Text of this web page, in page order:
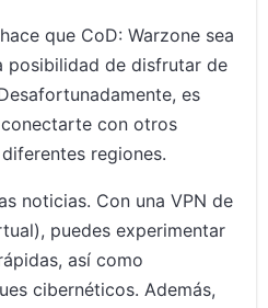
que CoD: Warzone sea
posibilidad de disfrutar de
es
con otros
regiones.
noticias. Con una VPN de
puedes experimentar
así como
cibernéticos. Además,